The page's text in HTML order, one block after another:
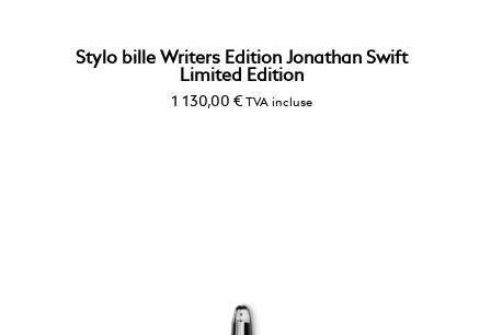
Stylo bille Writers Edition Jonathan Swift
Limited Edition
1 130,00 € TVA incluse